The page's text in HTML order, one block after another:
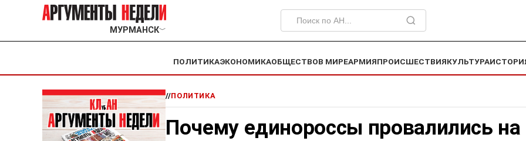
МУРМАНСК﹀
ПОЛИТИКАЭКОНОМИКАОБЩЕСТВОВ МИРЕАРМИЯПРОИСШЕСТВИЯКУЛЬТУРА
//ПОЛИТИКА
Почему единороссы провалились на